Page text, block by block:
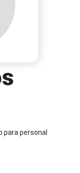
para personal